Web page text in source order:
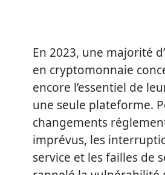
En 2023, une majorité
en cryptomonnaie
encore l’essentiel de
une seule plateforme.
changements
imprévus, les
service et les failles de